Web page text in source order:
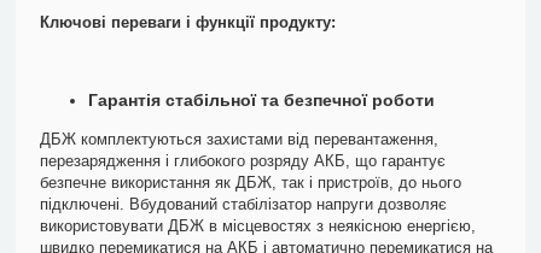
Ключові переваги і функції продукту:
Гарантія стабільної та безпечної роботи
ДБЖ комплектуються захистами від перевантаження,
перезарядження і глибокого розряду АКБ, що гарантує
безпечне використання як ДБЖ, так і пристроїв, до нього
підключені. Вбудований стабілізатор напруги дозволяє
використовувати ДБЖ в місцевостях з неякісною енергією,
швидко перемикатися на АКБ і автоматично перемикатися на